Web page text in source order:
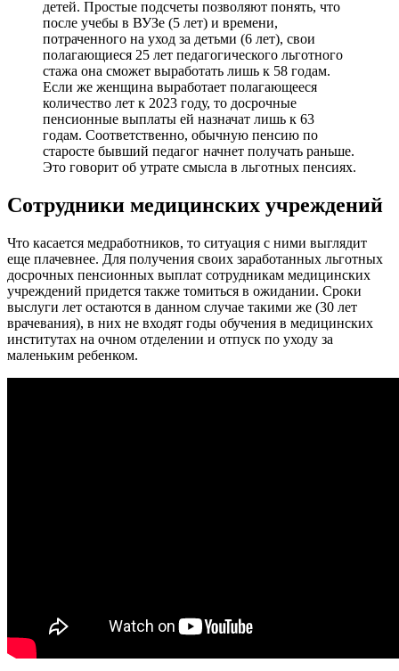
детей. Простые подсчеты позволяют понять, что
после учебы в ВУЗе (5 лет) и времени,
потраченного на уход за детьми (6 лет), свои
полагающиеся 25 лет педагогического льготного
стажа она сможет выработать лишь к 58 годам.
Если же женщина выработает полагающееся
количество лет к 2023 году, то досрочные
пенсионные выплаты ей назначат лишь к 63
годам. Соответственно, обычную пенсию по
старосте бывший педагог начнет получать раньше.
Это говорит об утрате смысла в льготных пенсиях.
Сотрудники медицинских учреждений
Что касается медработников, то ситуация с ними выглядит
еще плачевнее. Для получения своих заработанных льготных
досрочных пенсионных выплат сотрудникам медицинских
учреждений придется также томиться в ожидании. Сроки
выслуги лет остаются в данном случае такими же (30 лет
врачевания), в них не входят годы обучения в медицинских
институтах на очном отделении и отпуск по уходу за
маленьким ребенком.